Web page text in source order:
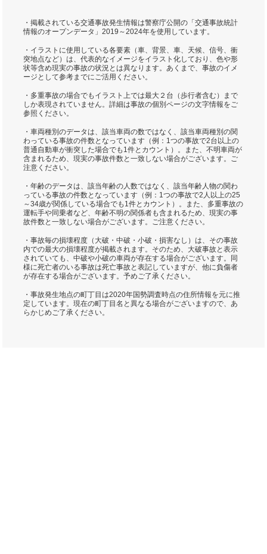
・掲載されている交通事故発生情報は警察庁公開の「交通事故統計
情報のオープンデータ」2019～2024年を使用しています。
・イラストに使用している各要素（車、背景、車、天候、信号、衝
突地点など）は、代表的なイメージをイラスト化しており、色や形
状等含め現実の事故の状況とは異なります。あくまで、事故のイメ
ージとして参考までにご活用ください。
・多重事故の場合でもイラスト上では最大２台（歩行者含む）まで
しか表現されていません。詳細は事故の個別ページの文字情報をご
参照ください。
・車両種別のデータは、該当車両の数ではなく、該当車両種別の関
わっている事故の件数となっています（例：1つの事故で2台以上の
普通自動車が衝突した場合でも1件とカウント）。また、不明車両が
含まれるため、現実の事故件数と一致しない場合がございます。ご
注意ください。
・年齢のデータは、該当年齢の人数ではなく、該当年齢人物の関わ
っている事故の件数となっています（例：1つの事故で2人以上の25
～34歳が関係している場合でも1件とカウント）。また、多重事故の
運転手や同乗者など、年齢不明の関係者も含まれるため、現実の事
故件数と一致しない場合がございます。ご注意ください。
・事故毎の損壊程度（大破・中破・小破・損害なし）は、その事故
内での最大の損壊程度が掲載されます。そのため、大破事故と表示
されていても、中破や小破の車両が存在する場合がございます。同
様に死亡者のいる事故は死亡事故と表記していますが、他に負傷者
が存在する場合がございます。予めご了承ください。
・事故発生地点の町丁目は2020年国勢調査時点の住所情報を元に推
定しています。現在の町丁目名と異なる場合がございますので、あ
らかじめご了承ください。